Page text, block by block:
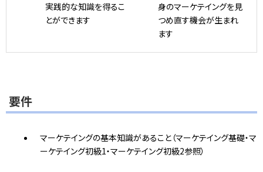
実践的な知識を得るこ
とができます
身のマーケテイングを見
つめ直す機会が生まれ
ます
要件
マーケテイングの基本知識があること（マーケテイング基礎・マ
ーケテイング初級1・マーケテイング初級2参照）